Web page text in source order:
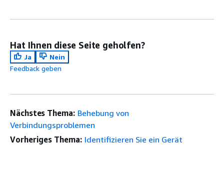
Hat Ihnen diese Seite geholfen?
Ja
Nein
Feedback geben
Nächstes Thema: Behebung von
Verbindungsproblemen
Vorheriges Thema: Identifizieren Sie ein Gerät